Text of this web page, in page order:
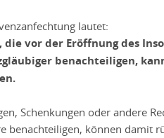
lautet:
die vor der Eröffnung des
benachteiligen,
Schenkungen oder andere
benachteiligen, können damit